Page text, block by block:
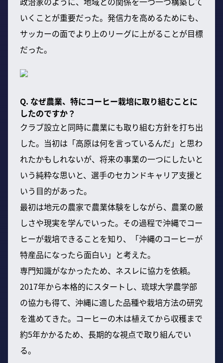
いくことが重要だった。発信力を高めるためにも、
サッカーの面でより上のリーグに上がることが目標
だった。
Q. なぜ農業、特にコーヒー栽培に取り組むことに
したのですか？
クラブ設立と同時に農業にも取り組む方針を打ち出
した。当初は「高原は何を言っているんだ」と思わ
れたかもしれないが、将来の事業の一つにしたいと
いう純粋な思いと、選手のセカンドキャリア支援と
いう目的があった。
最初は地元の農家で農業体験をしながら、農業の厳
しさや現実を学んでいった。その過程で沖縄でコー
ヒーが栽培できることを知り、「沖縄のコーヒーが
特産品になったら面白い」と考えた。
専門知識がなかったため、ネスレに協力を依頼。
2017年から本格的にスタートし、琉球大学農学部
の協力も得て、沖縄に適した品種や栽培方法の研究
を進めてきた。コーヒーの木は植えてから収穫まで
約5年かかるため、長期的な視点で取り組んでい
る。